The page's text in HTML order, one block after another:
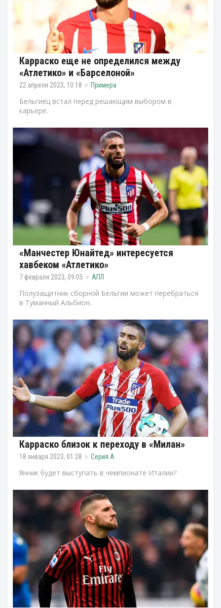
Карраско еще не определился между
«Атлетико» и «Барселоной»
22 апреля 2023, 10:18 Примера
Бельгиец встал перед решающим выбором в
карьере.
«Манчестер Юнайтед» интересуется
хавбеком «Атлетико»
7 февраля 2023, 09:05 АПЛ
Полузащитник сборной Бельгии может перебраться
в Туманный Альбион.
Карраско близок к переходу в «Милан»
18 января 2023, 01:28 Серия А
Янник будет выступать в чемпионате Италии?